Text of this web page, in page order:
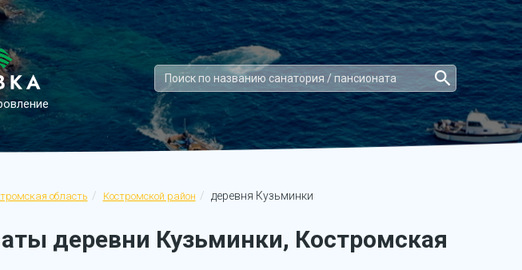
область Костромской район деревня Кузьминки
деревни Кузьминки, Костромская